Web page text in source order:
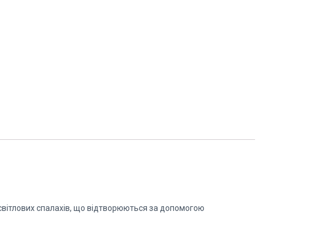
спалахів, що відтворюються за допомогою